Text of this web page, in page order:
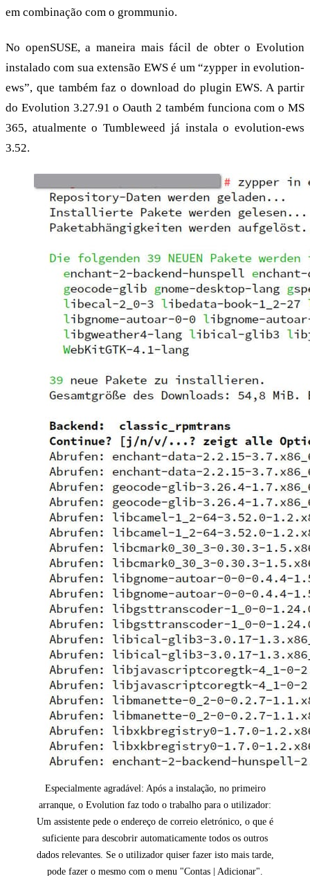
em combinação com o grommunio.
No openSUSE, a maneira mais fácil de obter o Evolution
instalado com sua extensão EWS é um “zypper in evolution-
ews”, que também faz o download do plugin EWS. A partir
do Evolution 3.27.91 o Oauth 2 também funciona com o MS
365, atualmente o Tumbleweed já instala o evolution-ews
3.52.
Especialmente agradável: Após a instalação, no primeiro
arranque, o Evolution faz todo o trabalho para o utilizador:
Um assistente pede o endereço de correio eletrónico, o que é
suficiente para descobrir automaticamente todos os outros
dados relevantes. Se o utilizador quiser fazer isto mais tarde,
pode fazer o mesmo com o menu "Contas | Adicionar".